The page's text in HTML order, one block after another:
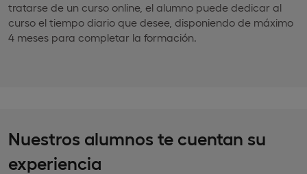
tratarse de un curso online, el alumno puede dedicar al
curso el tiempo diario que desee, disponiendo de máximo
4 meses para completar la formación.
Nuestros alumnos te cuentan su
experiencia